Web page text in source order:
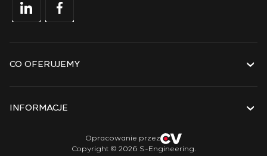
CO OFERUJEMY
Rozwiązania
INFORMACJE
Copyright © 2026 S-Engineering.
Opracowanie przez